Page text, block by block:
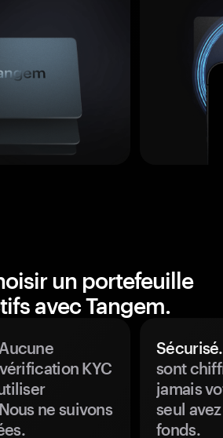
un portefeuille
avec Tangem.
KYC
ne suivons
Sécurisé.
sont
jamais
seul
fonds.